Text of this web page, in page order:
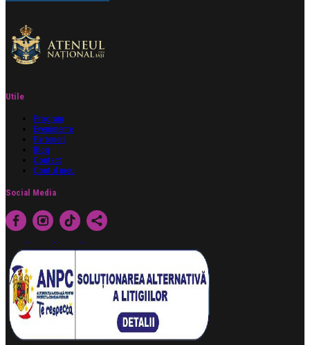
Utile
Program
Evenimente
Parteneri
Blog
Contact
Contul meu
Social Media